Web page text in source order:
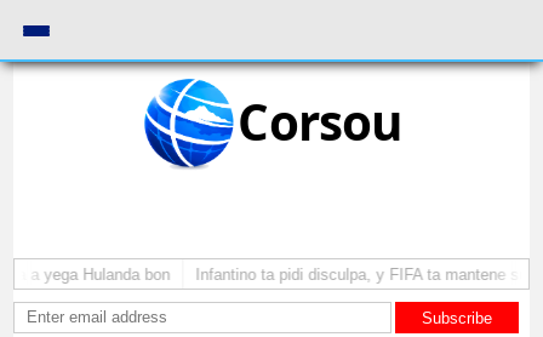
Corsou
a yega Hulanda bon Infantino ta pidi disculpa, y FIFA ta mantene su
Subscribe